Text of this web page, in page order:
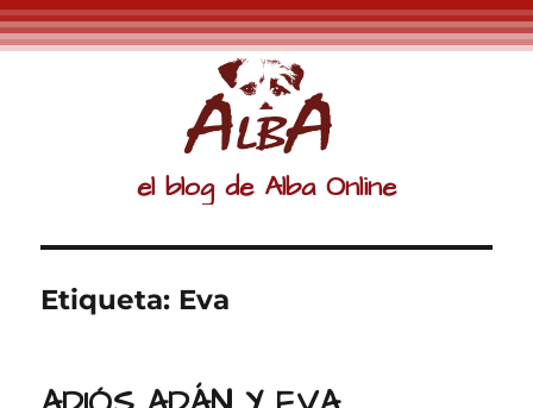
el blog de Alba Online
Etiqueta: Eva